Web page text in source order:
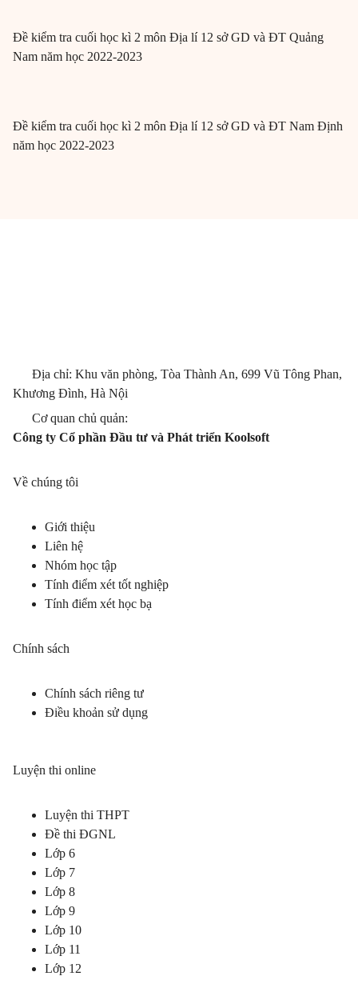
Đề kiểm tra cuối học kì 2 môn Địa lí 12 sở GD và ĐT Quảng
Nam năm học 2022-2023
Đề kiểm tra cuối học kì 2 môn Địa lí 12 sở GD và ĐT Nam Định
năm học 2022-2023
Địa chỉ: Khu văn phòng, Tòa Thành An, 699 Vũ Tông Phan,
Khương Đình, Hà Nội
Cơ quan chủ quản:
Công ty Cổ phần Đầu tư và Phát triển Koolsoft
Về chúng tôi
Giới thiệu
Liên hệ
Nhóm học tập
Tính điểm xét tốt nghiệp
Tính điểm xét học bạ
Chính sách
Chính sách riêng tư
Điều khoản sử dụng
Luyện thi online
Luyện thi THPT
Đề thi ĐGNL
Lớp 6
Lớp 7
Lớp 8
Lớp 9
Lớp 10
Lớp 11
Lớp 12